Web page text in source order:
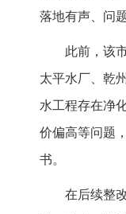
落地有声、问
此前，该
太平水厂、乾
水工程存在净
价偏高等问题
书。
在后续整